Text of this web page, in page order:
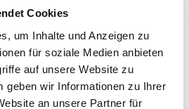
Cookies
um Inhalte und Anzeigen zu
für soziale Medien anbieten
auf unsere Website zu
geben wir Informationen zu Ihrer
an unsere Partner für
bzw. gar nicht mehr
es mehr gibt als nur
dass wir
liefern auf deren
Empfehlungen erarbeitet